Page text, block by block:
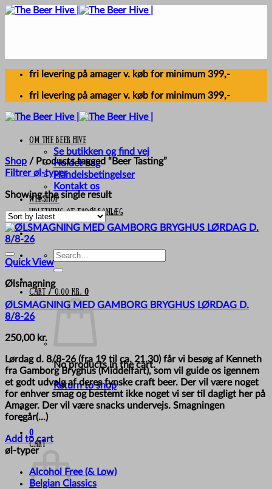
Skip
fri levering på amager v. køb for minimum 399,-
fri levering på amager v. køb for minimum 399,-
Om The Beer Hive
Se butikken og find vej
Holdet bag
Handelsbetingelser
Kontakt os
Webshop
UDLEJNING AF FADØLSANLÆG
Search
for:
Cart /0,00 kr. 0
No products in the cart.
Return to shop
0
Cart
Shop / Products tagged “Beer Tasting”
Filtrer øl-typer
Showing the single result
Quick View
Ølsmagning
ØLSMAGNING MED GAMBORG BRYGHUS LØRDAG D.
8/8-26
250,00 kr.
Lørdag d. 8/8-26 (fra 19 til ca. 21.30) får vi besøg af Kenneth
fra Gamborg Bryghus (Middelfart), som vil guide os igennem
et godt udvalg af deres fynske craft beer. Der vil være noget
for enhver smag og bestemt ikke noget vi ser til dagligt her på
Amager. Der vil være snacks undervejs. Smagningen
foregår(...)
Add to cart
øl-typer
Alcohol Free (& Low)
Belgian Classics